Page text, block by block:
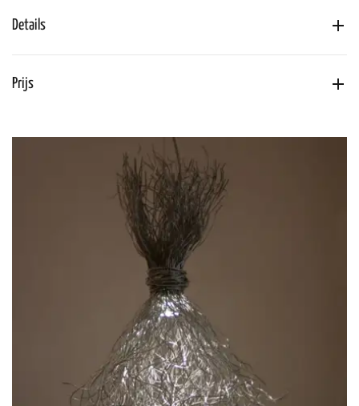
Details
Prijs